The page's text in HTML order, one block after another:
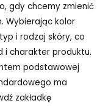
gdy chcemy zmienić
Wybierając kolor
i rodzaj skóry, co
i charakter produktu.
podstawowej
ma
zakładkę